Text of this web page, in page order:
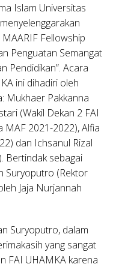
Islam Universitas
Fellowship
Penguatan Semangat
Pendidikan”. Acara
ini dihadiri oleh
Mukhaer Pakkanna
(Wakil Dekan 2 FAI
MAF 2021-2022), Alfia
dan Ichsanul Rizal
Bertindak sebagai
Suryoputro (Rektor
Jaja Nurjannah
Suryoputro, dalam
yang sangat
FAI UHAMKA karena